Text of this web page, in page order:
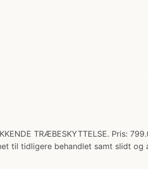
TRÆBESKYTTELSE. Pris:
til tidligere behandlet samt slidt